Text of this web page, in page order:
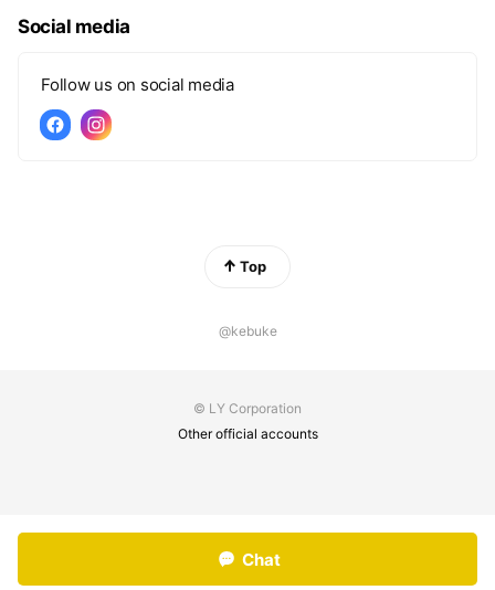
Social media
Follow us on social media
Top
@kebuke
© LY Corporation
Other official accounts
Chat